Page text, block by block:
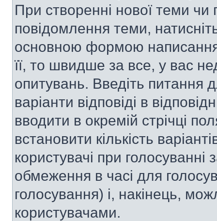
При створенні нової теми чи
повідомлення теми,
основною формою
її, то швидше за все, у вас
опитувань. Введіть питання
варіанти відповіді в
вводити в окремій стрічці
встановити кількість
користувачі при
обмеження в часі для
голосування) і, накінець,
користувачами.